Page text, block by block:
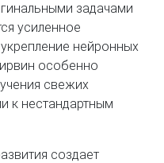
задачами
усиленное
нейронных
особенно
свежих
к нестандартным
создает